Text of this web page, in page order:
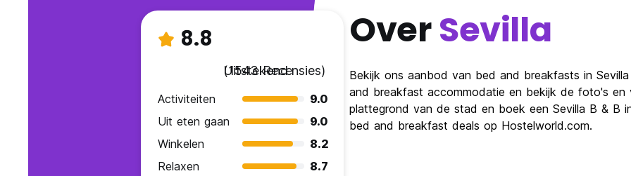
8.8
Uitstekend
(1543 Recensies)
Activiteiten
9.0
Uit eten gaan
9.0
Winkelen
8.2
Relaxen
8.7
OverSevilla
Bekijk ons ​​aanbod van bed and breakfasts in
and breakfast accommodatie en bekijk de foto's en
plattegrond van de stad en boek een Sevilla B & B
bed and breakfast deals op Hostelworld.com.